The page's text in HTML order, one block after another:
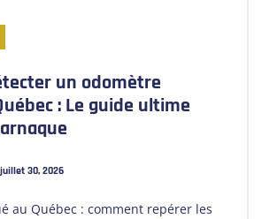
un odomètre
: Le guide ultime
juillet 30, 2026
au Québec : comment repérer les